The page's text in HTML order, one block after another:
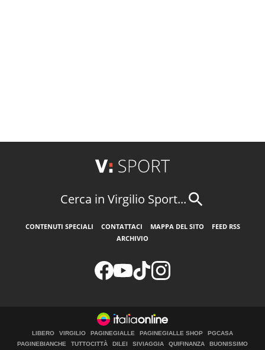
Cerca in Virgilio Sport...
CONTENUTI SPECIALI CONTATTACI MAPPA DEL SITO
FEED RSS
ARCHIVIO
LIBERO VIRGILIO PAGINEGIALLE PAGINEGIALLE SHOP
PGCASA
PAGINEBIANCHE
TUTTOCITTÀ DILEI SIVIAGGIA QUIFINANZA BUONISSIMO